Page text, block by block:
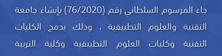
جاء المرسوم السلطاني رقم (76/2020) بإنشاء جامعة
التقنية والعلوم التطبيقية ، وذلك بدمج الكليات
التقنية وكليات العلوم التطبيقية وكلية التربية